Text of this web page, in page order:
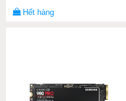
600TBW
Hết hàng